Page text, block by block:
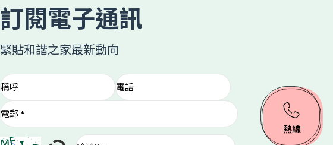
訂閱電子通訊
緊貼和諧之家最新動向
熱線